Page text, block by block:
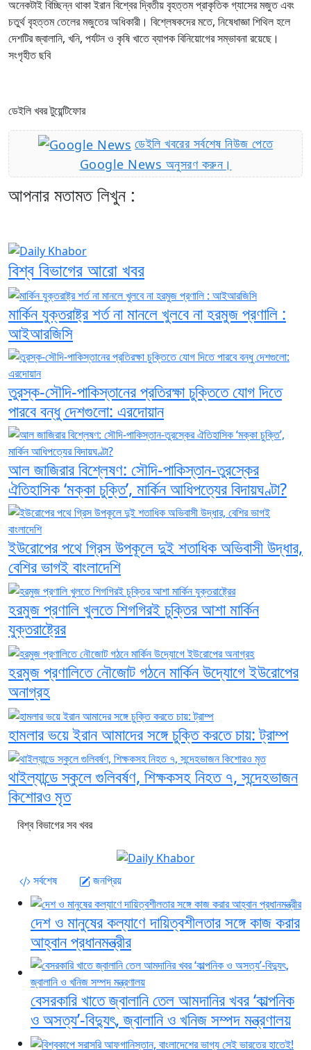
অনেকটাই বিচ্ছিন্ন থাকা ইরান বিশ্বের দ্বিতীয় বৃহত্তম প্রাকৃতিক গ্যাসের মজুত এবং
চতুর্থ বৃহত্তম তেলের মজুতের অধিকারী। বিশ্লেষকদের মতে, নিষেধাজ্ঞা শিথিল হলে
দেশটির জ্বালানি, খনি, পর্যটন ও কৃষি খাতে ব্যাপক বিনিয়োগের সম্ভাবনা রয়েছে।
সংগৃহীত ছবি
ডেইলি খবর টুয়েন্টিফোর
ডেইলি খবরের সর্বশেষ নিউজ পেতে
Google News অনুসরণ করুন।
আপনার মতামত লিখুন :
বিশ্ব বিভাগের আরো খবর
মার্কিন যুক্তরাষ্ট্র শর্ত না মানলে খুলবে না হরমুজ প্রণালি :
আইআরজিসি
তুরস্ক-সৌদি-পাকিস্তানের প্রতিরক্ষা চুক্তিতে যোগ দিতে
পারবে বন্ধু দেশগুলো: এরদোয়ান
আল জাজিরার বিশ্লেষণ: সৌদি-পাকিস্তান-তুরস্কের
ঐতিহাসিক ‘মক্কা চুক্তি’, মার্কিন আধিপত্যের বিদায়ঘণ্টা?
ইউরোপের পথে গ্রিস উপকূলে দুই শতাধিক অভিবাসী উদ্ধার,
বেশির ভাগই বাংলাদেশি
হরমুজ প্রণালি খুলতে শিগগিরই চুক্তির আশা মার্কিন
যুক্তরাষ্ট্রের
হরমুজ প্রণালিতে নৌজোট গঠনে মার্কিন উদ্যোগে ইউরোপের
অনাগ্রহ
হামলার ভয়ে ইরান আমাদের সঙ্গে চুক্তি করতে চায়: ট্রাম্প
থাইল্যান্ডে স্কুলে গুলিবর্ষণ, শিক্ষকসহ নিহত ৭, সন্দেহভাজন
কিশোরও মৃত
বিশ্ব বিভাগের সব খবর
সর্বশেষ জনপ্রিয়
দেশ ও মানুষের কল্যাণে দায়িত্বশীলতার সঙ্গে কাজ করার
আহ্বান প্রধানমন্ত্রীর
বেসরকারি খাতে জ্বালানি তেল আমদানির খবর ‘কাল্পনিক
ও অসত্য’-বিদ্যুৎ, জ্বালানি ও খনিজ সম্পদ মন্ত্রণালয়